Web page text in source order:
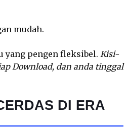
mudah.
yang pengen fleksibel. Kisi-
Download, dan anda tinggal
DI ERA